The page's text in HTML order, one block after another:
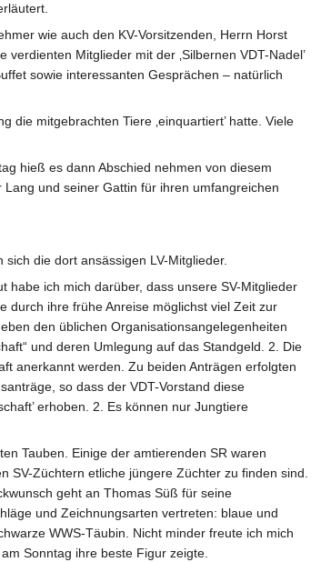
wie auch den KV-Vorsitzenden, Herrn Horst
Mitglieder mit der ‚Silbernen VDT-Nadel’
sowie interessanten Gesprächen – natürlich
mitgebrachten Tiere ‚einquartiert’ hatte. Viele
hieß es dann Abschied nehmen von diesem
und seiner Gattin für ihren umfangreichen
die dort ansässigen LV-Mitglieder.
habe ich mich darüber, dass unsere SV-Mitglieder
durch ihre frühe Anreise möglichst viel Zeit zur
den üblichen Organisationsangelegenheiten
und deren Umlegung auf das Standgeld. 2. Die
anerkannt werden. Zu beiden Anträgen erfolgten
so dass der VDT-Vorstand diese
erhoben. 2. Es können nur Jungtiere
Tauben. Einige der amtierenden SR waren
SV-Züchtern etliche jüngere Züchter zu finden sind.
geht an Thomas Süß für seine
und Zeichnungsarten vertreten: blaue und
WWS-Täubin. Nicht minder freute ich mich
Sonntag ihre beste Figur zeigte.